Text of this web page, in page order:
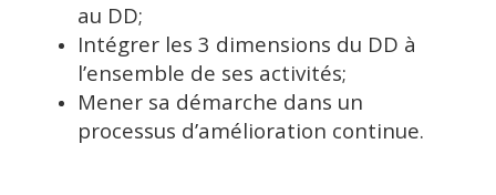
au DD;
Intégrer les 3 dimensions du DD à
l’ensemble de ses activités;
Mener sa démarche dans un
processus d’amélioration continue.